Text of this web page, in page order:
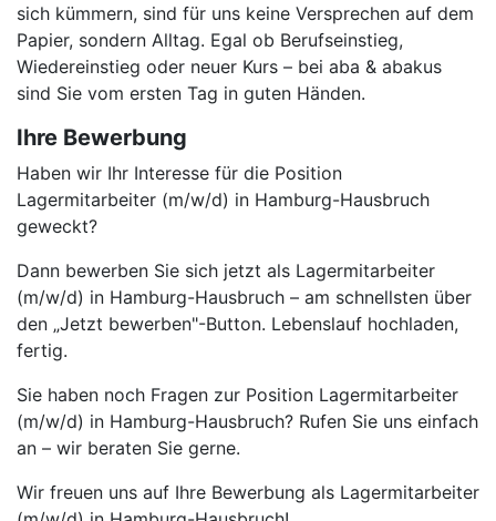
sich kümmern, sind für uns keine Versprechen auf dem
Papier, sondern Alltag. Egal ob Berufseinstieg,
Wiedereinstieg oder neuer Kurs – bei aba & abakus
sind Sie vom ersten Tag in guten Händen.
Ihre Bewerbung
Haben wir Ihr Interesse für die Position
Lagermitarbeiter (m/w/d) in Hamburg-Hausbruch
geweckt?
Dann bewerben Sie sich jetzt als Lagermitarbeiter
(m/w/d) in Hamburg-Hausbruch – am schnellsten über
den „Jetzt bewerben"-Button. Lebenslauf hochladen,
fertig.
Sie haben noch Fragen zur Position Lagermitarbeiter
(m/w/d) in Hamburg-Hausbruch? Rufen Sie uns einfach
an – wir beraten Sie gerne.
Wir freuen uns auf Ihre Bewerbung als Lagermitarbeiter